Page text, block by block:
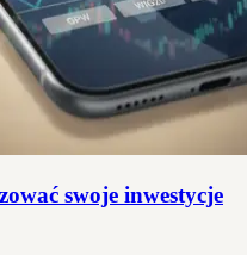
swoje inwestycje